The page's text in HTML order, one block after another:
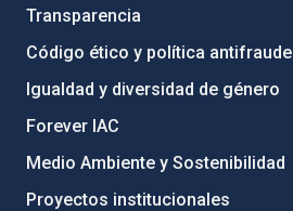
Transparencia
Código ético y política antifraude
Igualdad y diversidad de género
Forever IAC
Medio Ambiente y Sostenibilidad
Proyectos institucionales